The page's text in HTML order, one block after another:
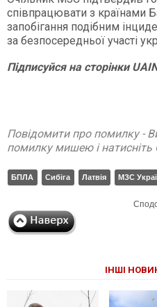
співпрацювати з країнами
запобігання подібним
за безпосередньої участі
Підписуйсянасторінки
Повідомити про помилку -
помилку мишею і натисніть
БПЛА Сибіга Латвія МЗС
ІНШІ